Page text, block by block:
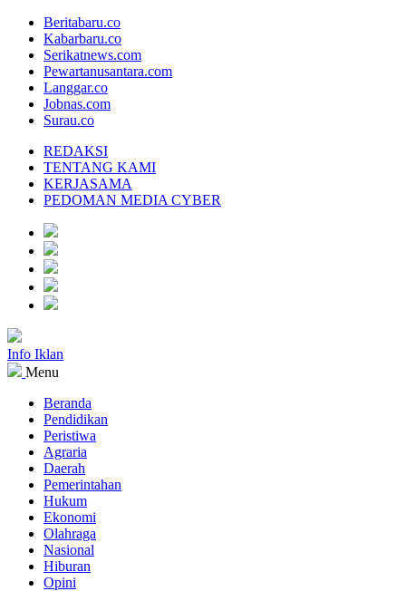
Beritabaru.co
Kabarbaru.co
Serikatnews.com
Pewartanusantara.com
Langgar.co
Jobnas.com
Surau.co
REDAKSI
TENTANG KAMI
KERJASAMA
PEDOMAN MEDIA CYBER
Info Iklan
Menu
Beranda
Pendidikan
Peristiwa
Agraria
Daerah
Pemerintahan
Hukum
Ekonomi
Olahraga
Nasional
Hiburan
Opini